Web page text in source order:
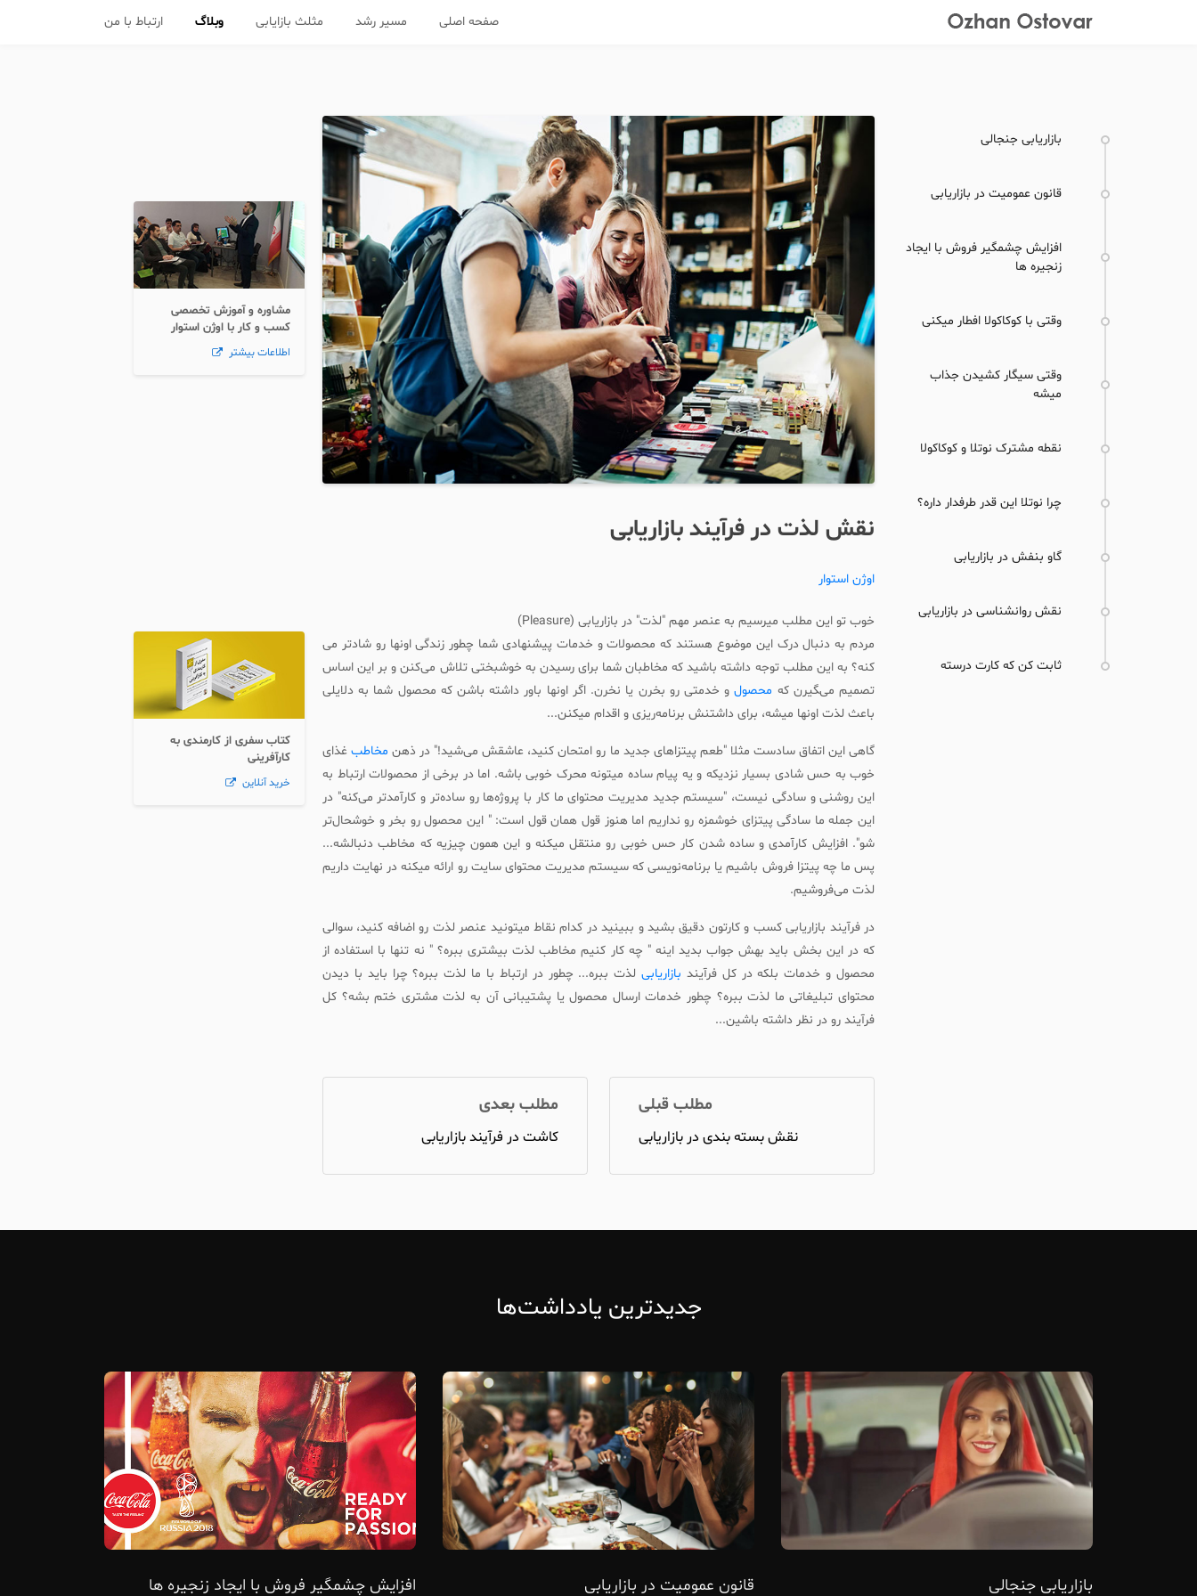
صفحه اصلی مسیر رشد مثلث بازایابی وبلاگ ارتباط با من
نقش لذت در فرآیند بازاریابی
اوژن استوار
خوب تو این مطلب میرسیم به عنصر مهم "لذت" در بازاریابی (Pleasure)
مردم به دنبال درک این موضوع هستند که محصولات و خدمات پیشنهادی شما چطور زندگی اونها رو شادتر می
کنه؟ به این مطلب توجه داشته باشید که مخاطبان شما برای رسیدن به خوشبختی تلاش می‌کنن و بر این اساس
تصمیم می‌‍گیرن که محصول و خدمتی رو بخرن یا نخرن. اگر اونها باور داشته باشن که محصول شما به دلایلی
باعث لذت اونها میشه، برای داشتنش برنامه‌ریزی و اقدام میکنن...
گاهی این اتفاق سادست مثلا "طعم پیتزاهای جدید ما رو امتحان کنید، عاشقش می‌شید!" در ذهن مخاطب غذای
خوب به حس شادی بسیار نزدیکه و یه پیام ساده میتونه محرک خوبی باشه. اما در برخی از محصولات ارتباط به
این روشنی و سادگی نیست، "سیستم جدید مدیریت محتوای ما کار با پروژه‌ها رو ساده‌تر و کارآمدتر می‌کنه" در
این جمله ما سادگی پیتزای خوشمزه رو نداریم اما هنوز قول همان قول است: " این محصول رو بخر و خوشحال‌تر
شو". افزایش کارآمدی و ساده شدن کار حس خوبی رو منتقل میکنه و این همون چیزیه که مخاطب دنبالشه...
پس ما چه پیتزا فروش باشیم یا برنامه‌نویسی که سیستم مدیریت محتوای سایت رو ارائه میکنه در نهایت داریم
لذت می‌فروشیم.
در فرآیند بازاریابی کسب و کارتون دقیق بشید و ببینید در کدام نقاط میتونید عنصر لذت رو اضافه کنید، سوالی
که در این بخش باید بهش جواب بدید اینه " چه کار کنیم مخاطب لذت بیشتری ببره؟ " نه تنها با استفاده از
محصول و خدمات بلکه در کل فرآیند بازاریابی لذت ببره... چطور در ارتباط با ما لذت ببره؟ چرا باید با دیدن
محتوای تبلیغاتی ما لذت ببره؟ چطور خدمات ارسال محصول یا پشتیبانی آن به لذت مشتری ختم بشه؟ کل
فرآیند رو در نظر داشته باشین...
مطلب بعدی
کاشت در فرآیند بازاریابی
مطلب قبلی
نقش بسته بندی در بازاریابی
مشاوره و آموزش تخصصی
کسب و کار با اوژن استوار
اطلاعات بیشتر
کتاب سفری از کارمندی به
کارآفرینی
خرید آنلاین
بازاریابی جنجالی
قانون عمومیت در بازاریابی
افزایش چشمگیر فروش با ایجاد
زنجیره ها
وقتی با کوکاکولا افطار میکنی
وقتی سیگار کشیدن جذاب
میشه
نقطه مشترک نوتلا و کوکاکولا
چرا نوتلا این قدر طرفدار داره؟
گاو بنفش در بازاریابی
نقش روانشناسی در بازاریابی
ثابت کن که کارت درسته
جدیدترین یادداشت‌ها
بازاریابی جنجالی قانون عمومیت در بازاریابی افزایش چشمگیر فروش با ایجاد زنجیره ها